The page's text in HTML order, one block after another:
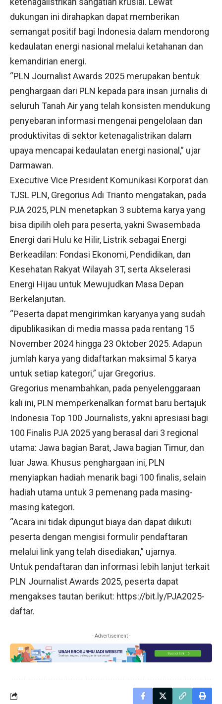
dukungan ini dirahapkan dapat memberikan
semangat positif bagi Indonesia dalam mendorong
kedaulatan energi nasional melalui ketahanan dan
kemandirian energi.
“PLN Journalist Awards 2025 merupakan bentuk
penghargaan dari PLN kepada para insan jurnalis di
seluruh Tanah Air yang telah konsisten mendukung
penyebaran informasi mengenai pengelolaan dan
produktivitas di sektor ketenagalistrikan dalam
upaya mencapai kedaulatan energi nasional,” ujar
Darmawan.
Executive Vice President Komunikasi Korporat dan
TJSL PLN, Gregorius Adi Trianto mengatakan, pada
PJA 2025, PLN menetapkan 3 subtema karya yang
bisa dipilih oleh para peserta, yakni Swasembada
Energi dari Hulu ke Hilir, Listrik sebagai Energi
Berkeadilan: Fondasi Ekonomi, Pendidikan, dan
Kesehatan Rakyat Wilayah 3T, serta Akselerasi
Energi Hijau untuk Mewujudkan Masa Depan
Berkelanjutan.
“Peserta dapat mengirimkan karyanya yang sudah
dipublikasikan di media massa pada rentang 15
November 2024 hingga 23 Oktober 2025. Adapun
jumlah karya yang didaftarkan maksimal 5 karya
untuk setiap kategori,” ujar Gregorius.
Gregorius menambahkan, pada penyelenggaraan
kali ini, PLN memperkenalkan format baru bertajuk
Indonesia Top 100 Journalists, yakni apresiasi bagi
100 Finalis PJA 2025 yang berasal dari 3 regional
utama: Jawa bagian Barat, Jawa bagian Timur, dan
luar Jawa. Khusus penghargaan ini, PLN
menyiapkan hadiah menarik bagi 100 finalis, selain
hadiah utama untuk 3 pemenang pada masing-
masing kategori.
“Acara ini tidak dipungut biaya dan dapat diikuti
peserta dengan mengisi formulir pendaftaran
melalui link yang telah disediakan,” ujarnya.
Untuk pendaftaran dan informasi lebih lanjut terkait
PLN Journalist Awards 2025, peserta dapat
mengakses tautan berikut: https://bit.ly/PJA2025-
daftar.
- Advertisement -